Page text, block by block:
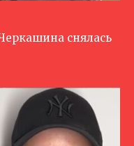
снялась